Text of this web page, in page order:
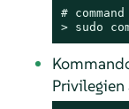
# command
> sudo
Privilegien